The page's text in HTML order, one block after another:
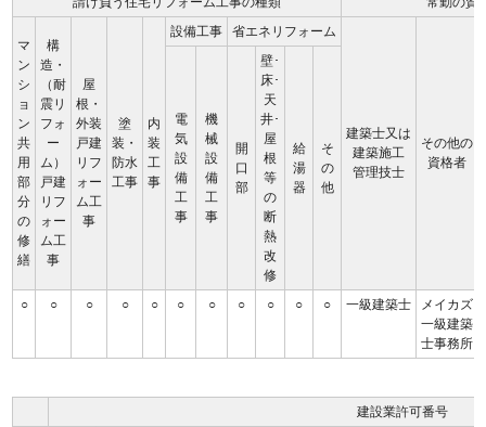
マ
ン
シ
ョ
ン
共
用
部
分
の
修
繕
構
造・
（耐
震リ
フォ
ー
ム）
戸建
リフ
ォー
ム工
事
屋
根・
外装
戸建
リフ
ォー
ム工
事
塗
装・
防水
工事
内
装
工
事
設備工事 省エネリフォーム
建築士又は
建築施工
管理技士
その他の
資格者
電
気
設
備
工
事
機
械
設
備
工
事
開
口
部
壁･
床･
天
井･
屋
根
等
の
断
熱
改
修
給
湯
器
そ
の
他
○ ○ ○ ○ ○ ○ ○ ○ ○ ○ ○ 一級建築士
メイカズ
一級建築
士事務所
建設業許可番号